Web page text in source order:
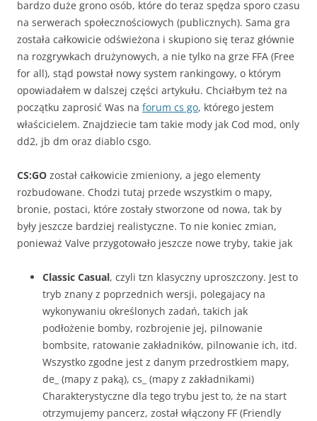
bardzo duże grono osób, które do teraz spędza sporo czasu
na serwerach społecznościowych (publicznych). Sama gra
została całkowicie odświeżona i skupiono się teraz głównie
na rozgrywkach drużynowych, a nie tylko na grze FFA (Free
for all), stąd powstał nowy system rankingowy, o którym
opowiadałem w dalszej części artykułu. Chciałbym też na
początku zaprosić Was na forum cs go, którego jestem
właścicielem. Znajdziecie tam takie mody jak Cod mod, only
dd2, jb dm oraz diablo csgo.
CS:GO został całkowicie zmieniony, a jego elementy
rozbudowane. Chodzi tutaj przede wszystkim o mapy,
bronie, postaci, które zostały stworzone od nowa, tak by
były jeszcze bardziej realistyczne. To nie koniec zmian,
ponieważ Valve przygotowało jeszcze nowe tryby, takie jak
Classic Casual, czyli tzn klasyczny uproszczony. Jest to
tryb znany z poprzednich wersji, polegajacy na
wykonywaniu określonych zadań, takich jak
podłożenie bomby, rozbrojenie jej, pilnowanie
bombsite, ratowanie zakładników, pilnowanie ich, itd.
Wszystko zgodne jest z danym przedrostkiem mapy,
de_ (mapy z paką), cs_ (mapy z zakładnikami)
Charakterystyczne dla tego trybu jest to, że na start
otrzymujemy pancerz, został włączony FF (Friendly